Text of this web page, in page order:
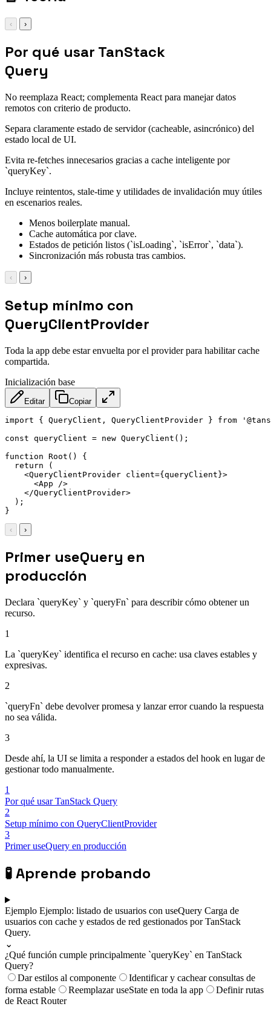
‹ ›
Por qué usar TanStack
Query
No reemplaza React; complementa React para manejar datos
remotos con criterio de producto.
Separa claramente estado de servidor (cacheable, asincrónico) del
estado local de UI.
Evita re-fetches innecesarios gracias a cache inteligente por
`queryKey`.
Incluye reintentos, stale-time y utilidades de invalidación muy útiles
en escenarios reales.
Menos boilerplate manual.
Cache automática por clave.
Estados de petición listos (`isLoading`, `isError`, `data`).
Sincronización más robusta tras cambios.
‹ ›
Setup mínimo con
QueryClientProvider
Toda la app debe estar envuelta por el provider para habilitar cache
compartida.
Inicialización base
Editar Copiar
import { QueryClient, QueryClientProvider } from
const queryClient = new QueryClient();
function Root() {
  return (
<QueryClientProvider client={queryClient}>
<App
/>
</QueryClientProvider>
  );
}
‹ ›
Primer useQuery en
producción
Declara `queryKey` y `queryFn` para describir cómo obtener un
recurso.
1
La `queryKey` identifica el recurso en cache: usa claves estables y
expresivas.
2
`queryFn` debe devolver promesa y lanzar error cuando la respuesta
no sea válida.
3
Desde ahí, la UI se limita a responder a estados del hook en lugar de
gestionar todo manualmente.
1
Por qué usar TanStack Query
2
Setup mínimo con QueryClientProvider
3
Primer useQuery en producción
🧪Aprende probando
Ejemplo Ejemplo: listado de usuarios con useQuery Carga de
usuarios con cache y estados de red gestionados por TanStack
Query.
⌄
¿Qué función cumple principalmente `queryKey` en TanStack
Query?
Dar estilos al componente
Identificar y cachear consultas de
forma estable
Reemplazar useState en toda la app
Definir rutas
de React Router